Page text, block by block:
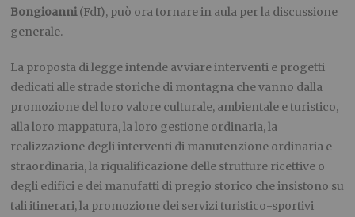
Bongioanni (FdI), può ora tornare in aula per la discussione
generale.
La proposta di legge intende avviare interventi e progetti
dedicati alle strade storiche di montagna che vanno dalla
promozione del loro valore culturale, ambientale e turistico,
alla loro mappatura, la loro gestione ordinaria, la
realizzazione degli interventi di manutenzione ordinaria e
straordinaria, la riqualificazione delle strutture ricettive o
degli edifici e dei manufatti di pregio storico che insistono su
tali itinerari, la promozione dei servizi turistico-sportivi